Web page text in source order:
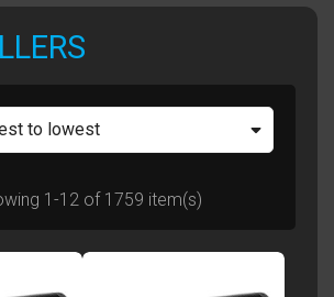
to lowest
1-12 of 1759 item(s)